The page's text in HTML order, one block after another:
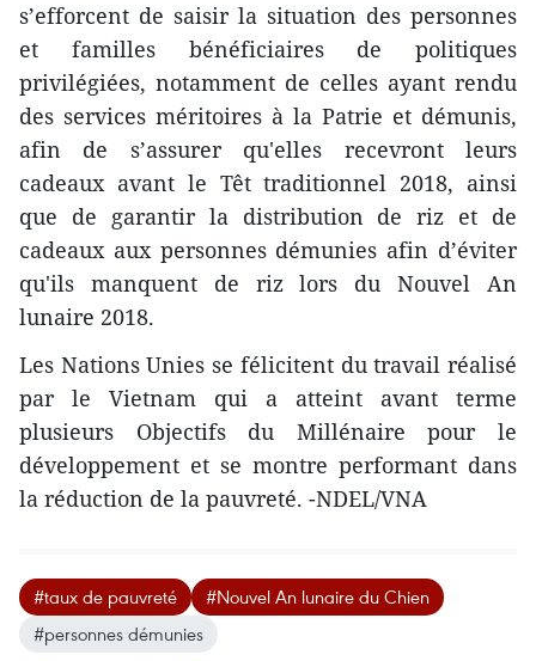
s’efforcent de saisir la situation des personnes
et familles bénéficiaires de politiques
privilégiées, notamment de celles ayant rendu
des services méritoires à la Patrie et démunis,
afin de s’assurer qu'elles recevront leurs
cadeaux avant le Têt traditionnel 2018, ainsi
que de garantir la distribution de riz et de
cadeaux aux personnes démunies afin d’éviter
qu'ils manquent de riz lors du Nouvel An
lunaire 2018.
Les Nations Unies se félicitent du travail réalisé
par le Vietnam qui a atteint avant terme
plusieurs Objectifs du Millénaire pour le
développement et se montre performant dans
la réduction de la pauvreté. -NDEL/VNA
#taux de pauvreté
#Nouvel An lunaire du Chien
#personnes démunies